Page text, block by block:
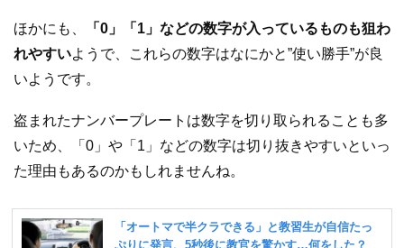
ほかにも、
「0」「1」などの数字が入っているものも狙わ
れやすいようで、これらの数字はなにかと”使い勝手”が良
いようです。
盗まれたナンバープレートは数字を切り取られることも多
いため、「0」や「1」などの数字は切り抜きやすいといっ
た理由もあるのかもしれませんね。